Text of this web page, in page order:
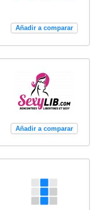
Añadir a comparar
Añadir a comparar